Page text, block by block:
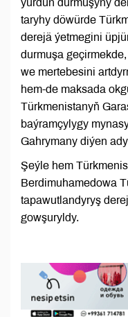
ýurduň durmuşyny
taryhy döwürde
derejä ýetmegini
durmuşa
we mertebesini
hem-de maksada
Türkmenistanyň
baýramçylygy
Gahrymany diýen
Şeýle hem
Berdimuhamedowa
tapawutlandyryş
gowşuryldy.